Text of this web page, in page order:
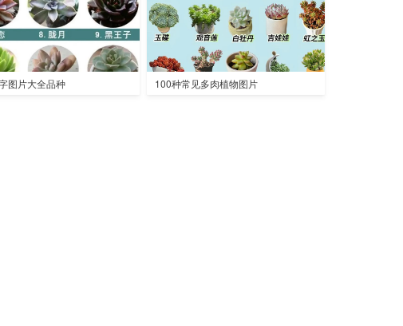
图片大全品种 100种常见多肉植物图片